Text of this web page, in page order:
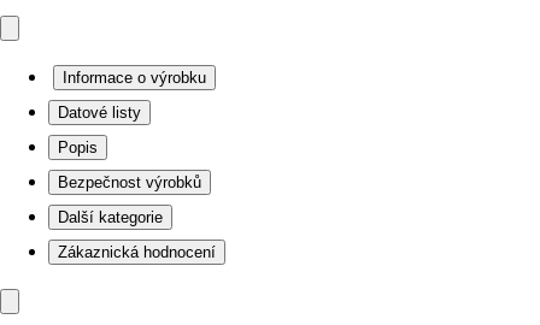
Informace o výrobku
Datové listy
Popis
Bezpečnost výrobků
Další kategorie
Zákaznická hodnocení